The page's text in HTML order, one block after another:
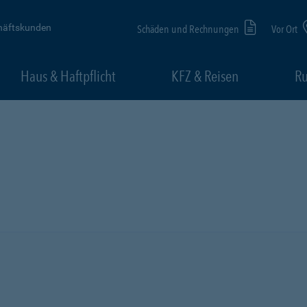
Schäden und Rechnungen Vor Ort
Haus & Haftpflicht KFZ & Reisen